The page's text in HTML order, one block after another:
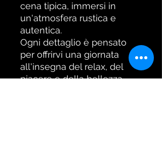
cena tipica, immersi in
un'atmosfera rustica e
autentica.
Ogni dettaglio è pensato
per offrirvi una giornata
all'insegna del relax, del
piacere e della bellezza,